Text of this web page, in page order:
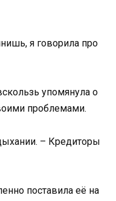
я говорила про
упомянула о
проблемами.
– Кредиторы
поставила её на